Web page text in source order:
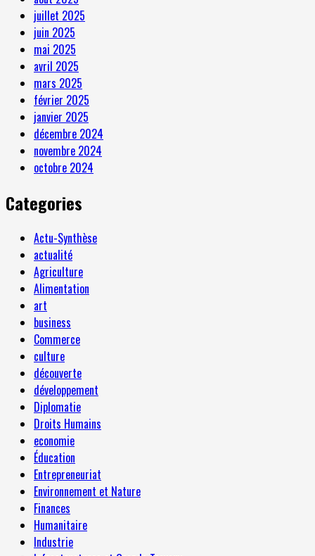
juillet 2025
juin 2025
mai 2025
avril 2025
mars 2025
février 2025
janvier 2025
décembre 2024
novembre 2024
octobre 2024
Categories
Actu-Synthèse
actualité
Agriculture
Alimentation
art
business
Commerce
culture
découverte
développement
Diplomatie
Droits Humains
economie
Éducation
Entrepreneuriat
Environnement et Nature
Finances
Humanitaire
Industrie